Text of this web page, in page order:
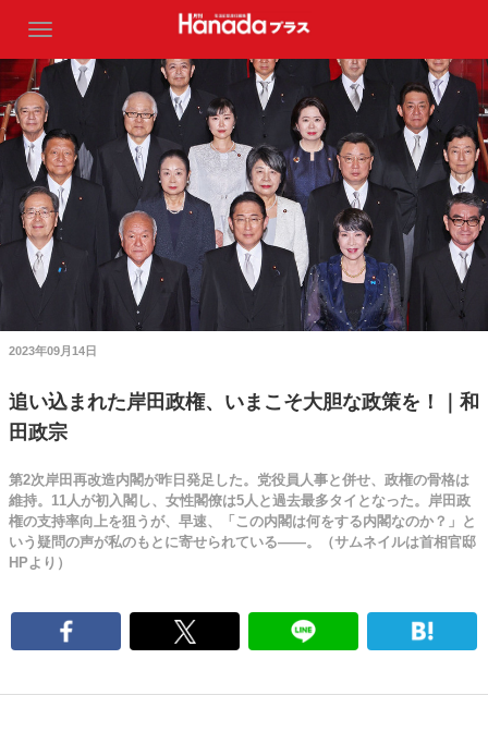
2023年09月14日
追い込まれた岸田政権、いまこそ大胆な政策を！｜和
田政宗
第2次岸田再改造内閣が昨日発足した。党役員人事と併せ、政権の骨格は
維持。11人が初入閣し、女性閣僚は5人と過去最多タイとなった。岸田政
権の支持率向上を狙うが、早速、「この内閣は何をする内閣なのか？」と
いう疑問の声が私のもとに寄せられている――。（サムネイルは首相官邸
HPより）